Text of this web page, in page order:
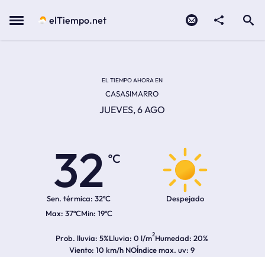
Menu elTiempo.net
EL TIEMPO AHORA EN
CASASIMARRO
JUEVES, 6 AGO
32
ºC
Sen. térmica: 32ºC
37ºC 19ºC
Despejado
Prob. lluvia 5%Lluvia 0 l/m2Humedad 20%
Viento 10 km/h NOÍndice max. uv 9